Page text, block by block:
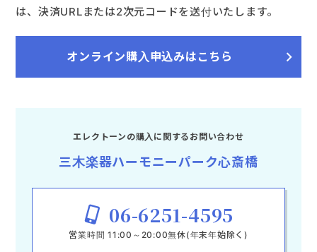
は、決済URLまたは2次元コードを送付いたします。
オンライン購入申込みはこちら
エレクトーンの購入に関する お問い合わせ
三木楽器ハーモニーパーク心斎橋
06-6251-4595
営業時間 11:00～20:00無休(年末年始除く)